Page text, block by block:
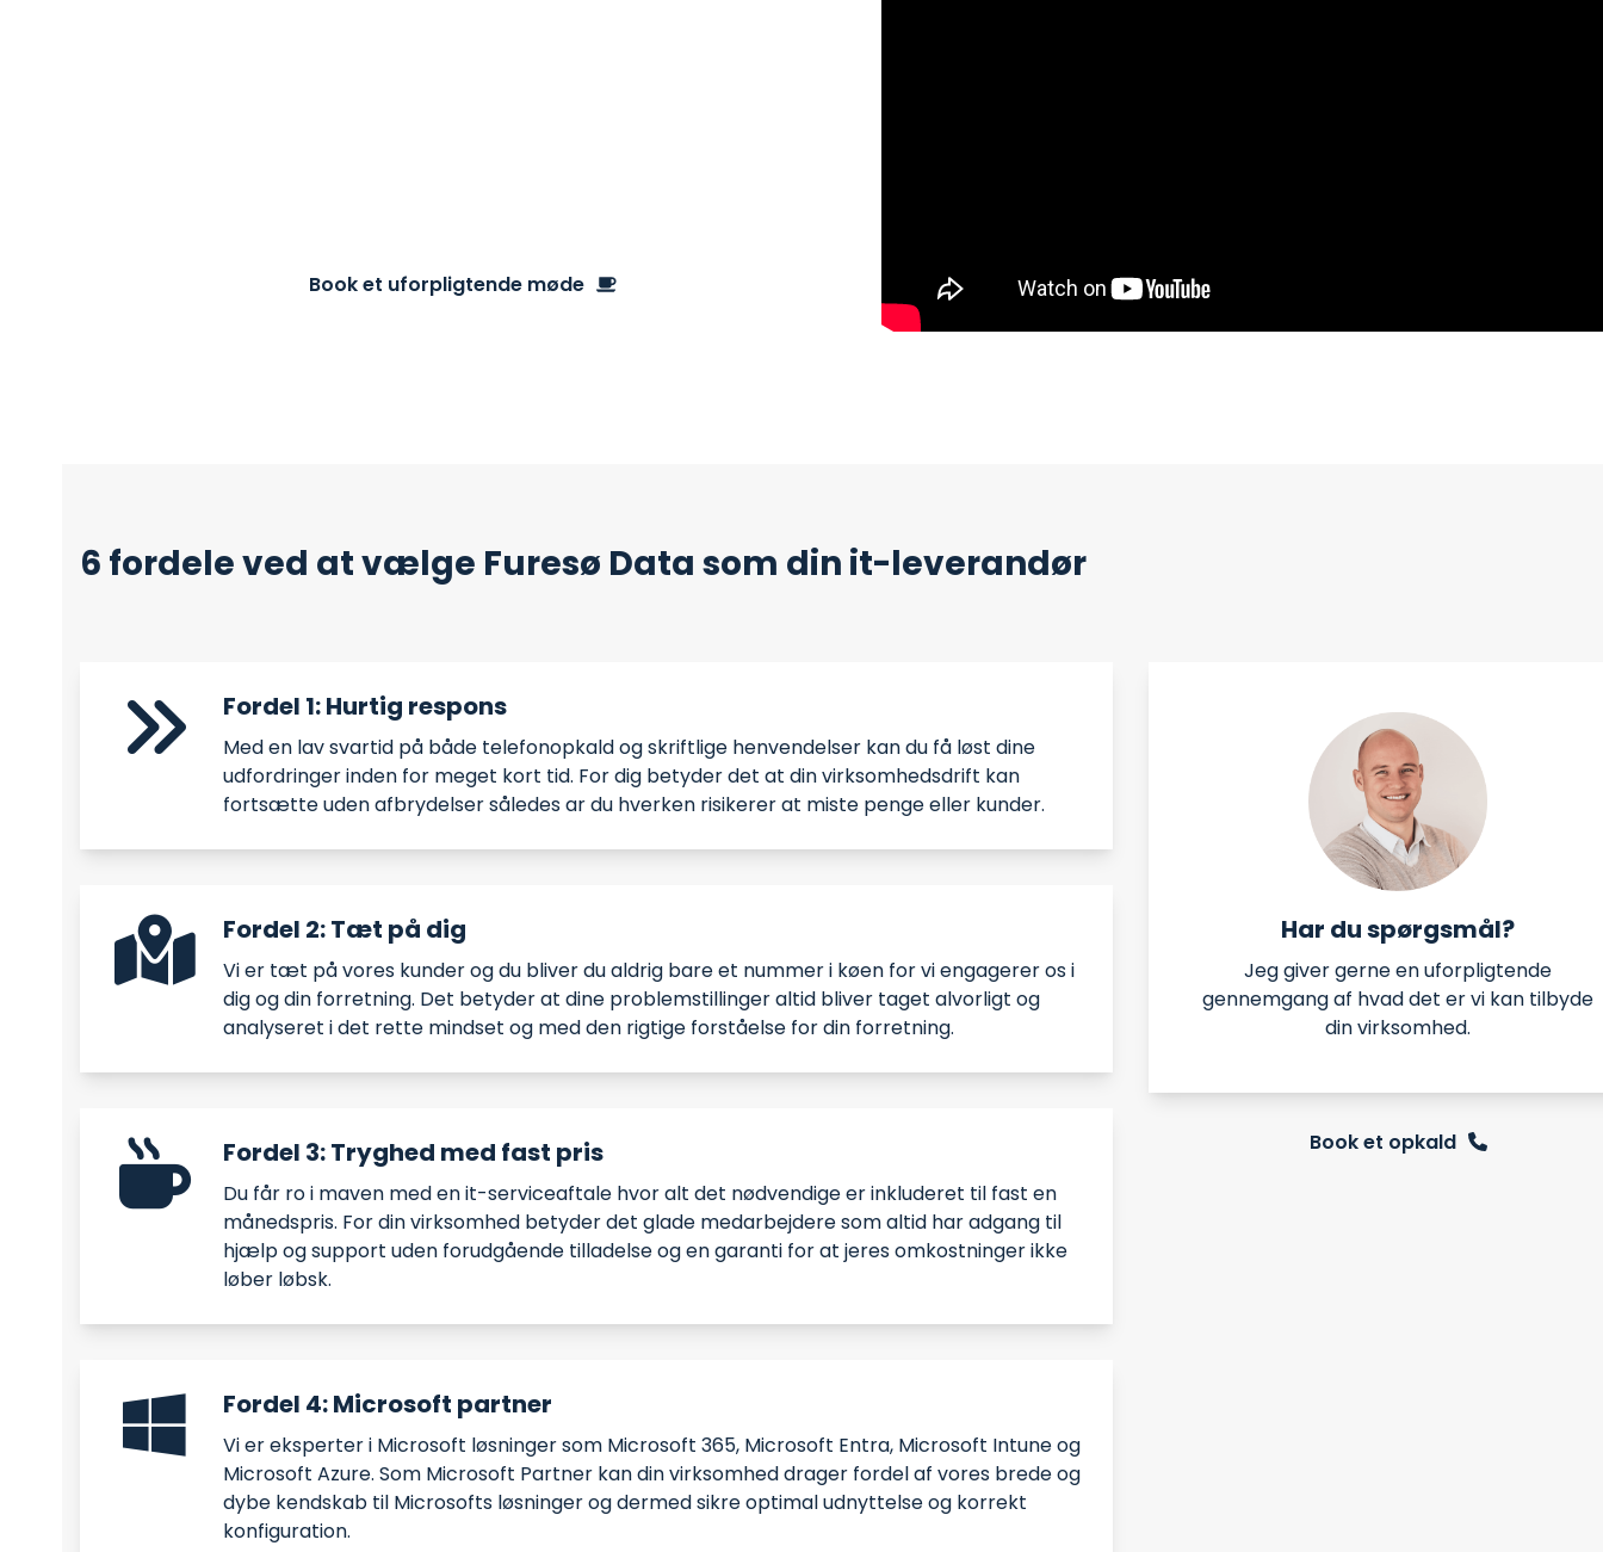
Book et uforpligtende møde
6 fordele ved at vælge Furesø Data som din it-leverandør
Fordel 1: Hurtig respons
Med en lav svartid på både telefonopkald og skriftlige henvendelser kan du få løst dine
udfordringer inden for meget kort tid. For dig betyder det at din virksomhedsdrift kan
fortsætte uden afbrydelser således ar du hverken risikerer at miste penge eller kunder.
Fordel 2: Tæt på dig
Vi er tæt på vores kunder og du bliver du aldrig bare et nummer i køen for vi engagerer os i
dig og din forretning. Det betyder at dine problemstillinger altid bliver taget alvorligt og
analyseret i det rette mindset og med den rigtige forståelse for din forretning.
Fordel 3: Tryghed med fast pris
Du får ro i maven med en it-serviceaftale hvor alt det nødvendige er inkluderet til fast en
månedspris. For din virksomhed betyder det glade medarbejdere som altid har adgang til
hjælp og support uden forudgående tilladelse og en garanti for at jeres omkostninger ikke
løber løbsk.
Fordel 4: Microsoft partner
Vi er eksperter i Microsoft løsninger som Microsoft 365, Microsoft Entra, Microsoft Intune og
Microsoft Azure. Som Microsoft Partner kan din virksomhed drager fordel af vores brede og
dybe kendskab til Microsofts løsninger og dermed sikre optimal udnyttelse og korrekt
konfiguration.
Har du spørgsmål?
Jeg giver gerne en uforpligtende
gennemgang af hvad det er vi kan tilbyde
din virksomhed.
Book et opkald